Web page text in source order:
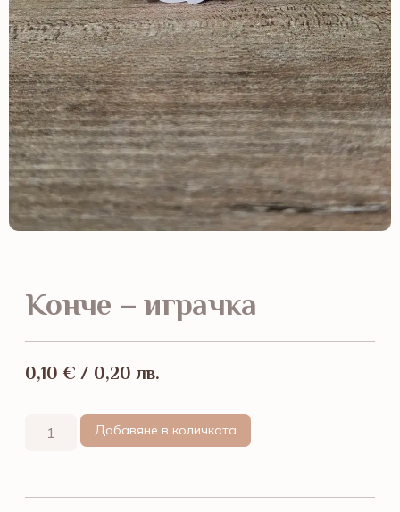
Конче – играчка
0,10 € / 0,20 лв.
Добавяне в количката